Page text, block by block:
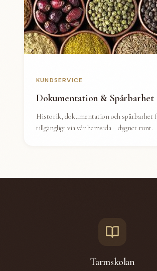
KUNDSERVICE
Dokumentation & Spårbarhet
Historik, dokumentation och spårbarhet
tillgängligt via vår hemsida – dygnet runt.
Tarmskolan